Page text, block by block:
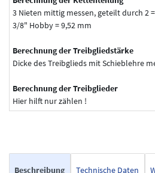
3 Nieten mittig messen, geteilt durch 2
3/8" Hobby = 9,52 mm
Berechnung der Treibgliedstärke
Dicke des Treibglieds mit Schieblehre
Berechnung der Treibglieder
Hier hilft nur zählen !
Beschreibung Technische Daten